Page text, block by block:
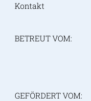
Kontakt
BETREUT VOM:
GEFÖRDERT VOM: